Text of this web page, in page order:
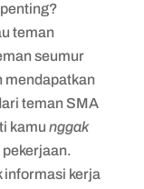
teman
seumur
mendapatkan
teman SMA
kamu nggak
informasi kerja